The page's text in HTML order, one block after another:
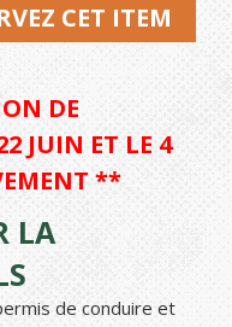
CET ITEM
DE
JUIN ET LE 4
**
LA
de conduire et